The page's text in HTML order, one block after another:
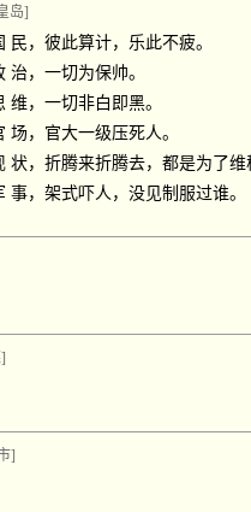
岛]
，彼此算计，乐此不疲。
治，一切为保帅。
，一切非白即黑。
，官大一级压死人。
状，折腾来折腾去，都是为了维
，架式吓人，没见制服过谁。
]